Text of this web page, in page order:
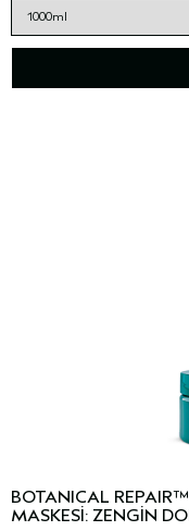
BOTANICAL
MASKESİ: ZENGİN